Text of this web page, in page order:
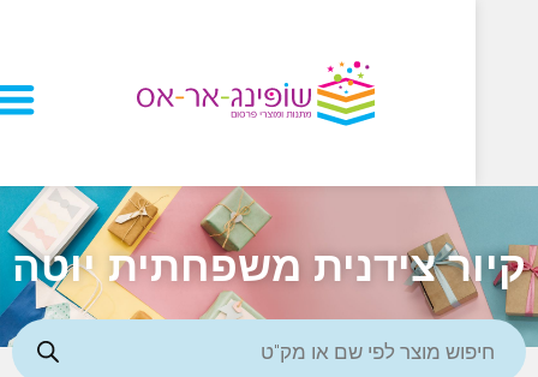
צידנית משפחתית יוטה